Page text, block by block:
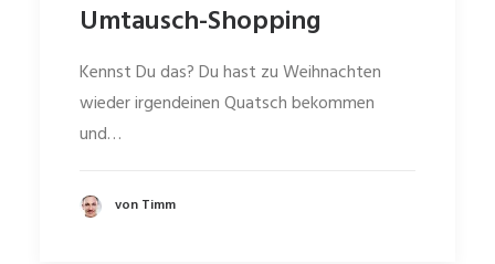
Umtausch-Shopping
Kennst Du das? Du hast zu Weihnachten
wieder irgendeinen Quatsch bekommen
und…
von Timm